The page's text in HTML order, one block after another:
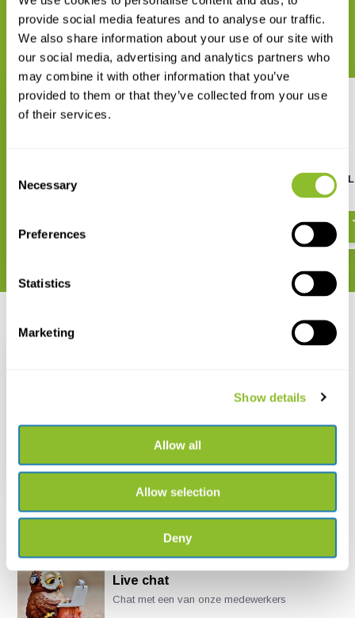
provide social media features and to analyse our traffic.
We also share information about your use of our site with
our social media, advertising and analytics partners who
may combine it with other information that you’ve
provided to them or that they’ve collected from your use
of their services.
Selection
Necessary
Preferences
Statistics
Marketing
Show details
Allow all
Allow selection
Deny
GERELATEERDE PRODUCTEN
Maak uw bestelling compleet
Oplaadbare 21700 5000 mAh
Song Meter Mini Bat 2
Ansmann Li-Ion USB-C
€ 24,87
Live chat
Chat met een van onze medewerkers